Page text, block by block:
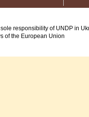
responsibility of UNDP in
of the European Union